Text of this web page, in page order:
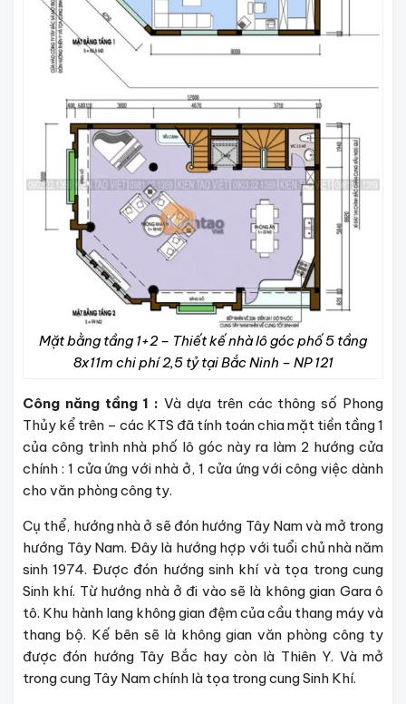
Mặt bằng tầng 1+2 – Thiết kế nhà lô góc phố 5 tầng
8x11m chi phí 2,5 tỷ tại Bắc Ninh – NP 121
Công năng tầng 1 :Và dựa trên các thông số Phong
Thủy kể trên – các KTS đã tính toán chia mặt tiền tầng 1
của công trình nhà phố lô góc này ra làm 2 hướng cửa
chính : 1 cửa ứng với nhà ở, 1 cửa ứng với công việc dành
cho văn phòng công ty.
Cụ thể, hướng nhà ở sẽ đón hướng Tây Nam và mở trong
hướng Tây Nam. Đây là hướng hợp với tuổi chủ nhà năm
sinh 1974. Được đón hướng sinh khí và tọa trong cung
Sinh khí. Từ hướng nhà ở đi vào sẽ là không gian Gara ô
tô. Khu hành lang không gian đệm của cầu thang máy và
thang bộ. Kế bên sẽ là không gian văn phòng công ty
được đón hướng Tây Bắc hay còn là Thiên Y. Và mở
trong cung Tây Nam chính là tọa trong cung Sinh Khí.